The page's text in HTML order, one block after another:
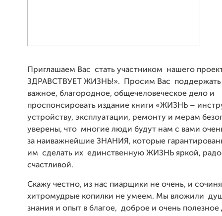
Приглашаем Вас стать участником нашего
ЗДРАВСТВУЕТ ЖИЗНЬ!». Просим Вас
важное, благородное, общечеловеческое дело и
проспонсировать издание книги «ЖИЗНЬ –
устройству, эксплуатации, ремонту и мерам
уверены, что многие люди будут нам с вами
за наиважнейшие ЗНАНИЯ, которые
им сделать их единственную ЖИЗНЬ яркой,
счастливой.
Скажу честно, из нас пиарщики не очень, и
хитромудрые копилки не умеем. Мы вложили
знания и опыт в благое, доброе и очень полезное